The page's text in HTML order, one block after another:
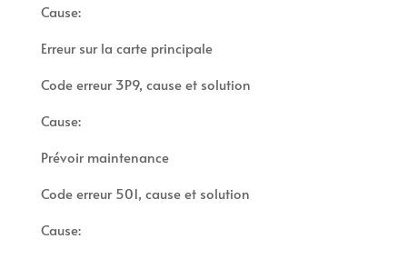
Cause:
Erreur sur la carte principale
Code erreur 3P9, cause et solution
Cause:
Prévoir maintenance
Code erreur 501, cause et solution
Cause: